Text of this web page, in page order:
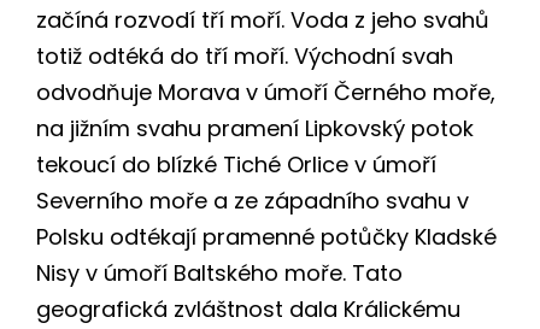
začíná rozvodí tří moří. Voda z jeho svahů
totiž odtéká do tří moří. Východní svah
odvodňuje Morava v úmoří Černého moře,
na jižním svahu pramení Lipkovský potok
tekoucí do blízké Tiché Orlice v úmoří
Severního moře a ze západního svahu v
Polsku odtékají pramenné potůčky Kladské
Nisy v úmoří Baltského moře. Tato
geografická zvláštnost dala Králickému